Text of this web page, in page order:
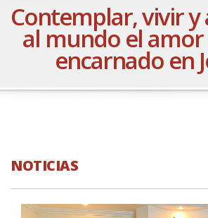
Contemplar, vivir
al mundo el amor
encarnado en
NOTICIAS